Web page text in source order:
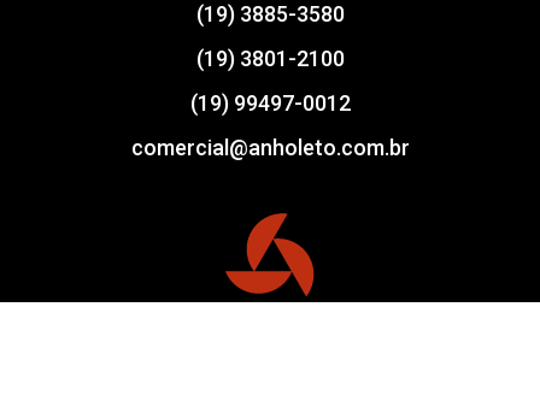
(19) 3885-3580
(19) 3801-2100
(19) 99497-0012
comercial@anholeto.com.br